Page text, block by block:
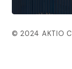
© 2024 AKTIO